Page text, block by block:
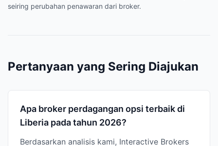
seiring perubahan penawaran dari broker.
Pertanyaan yang Sering Diajukan
Apa broker perdagangan opsi terbaik di
Liberia pada tahun 2026?
Berdasarkan analisis kami, Interactive Brokers